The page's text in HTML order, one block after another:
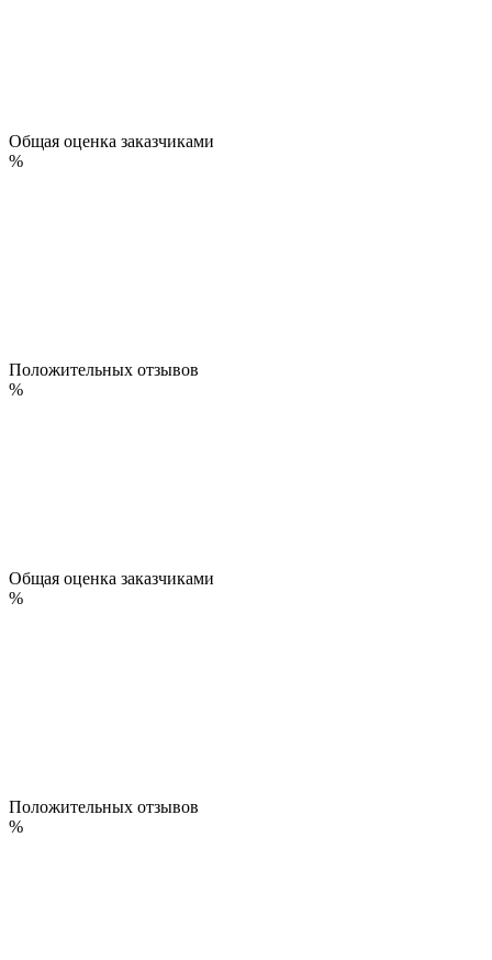
Общая оценка заказчиками
%
Положительных отзывов
%
Общая оценка заказчиками
%
Положительных отзывов
%